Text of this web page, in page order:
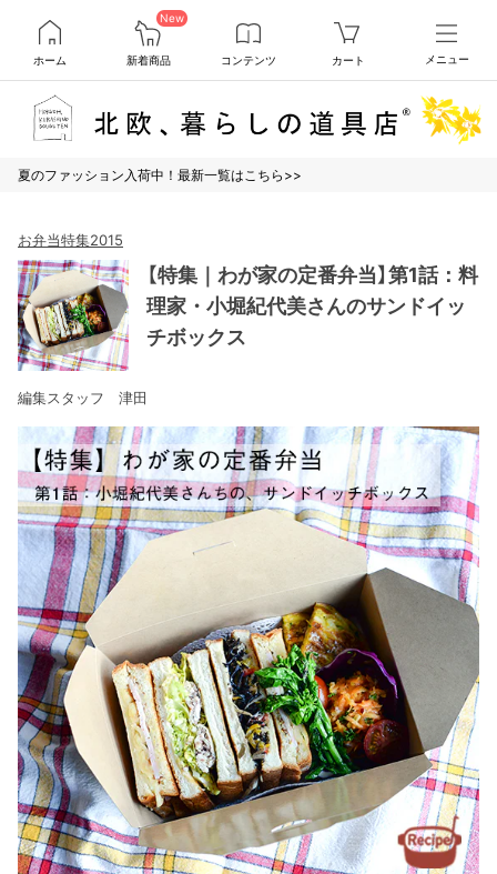
ホーム
New
新着商品 コンテンツ カート メニュー
夏のファッション入荷中！最新一覧はこちら>>
お弁当特集2015
【特集｜わが家の定番弁当】第1話：料
理家・小堀紀代美さんのサンドイッ
チボックス
編集スタッフ 津田